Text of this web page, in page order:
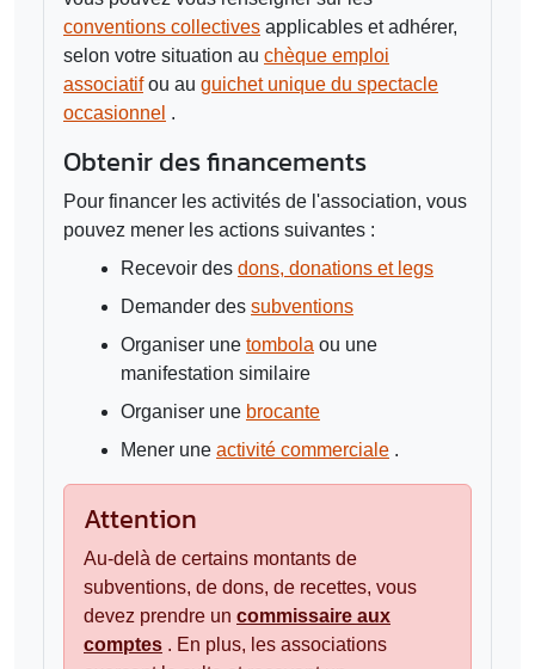
conventions collectives applicables et adhérer,
selon votre situation au chèque emploi
associatif ou au guichet unique du spectacle
occasionnel .
Obtenir des financements
Pour financer les activités de l'association, vous
pouvez mener les actions suivantes :
Recevoir des dons, donations et legs
Demander des subventions
Organiser une tombola ou une
manifestation similaire
Organiser une brocante
Mener une activité commerciale .
Attention
Au-delà de certains montants de
subventions, de dons, de recettes, vous
devez prendre un commissaire aux
comptes . En plus, les associations